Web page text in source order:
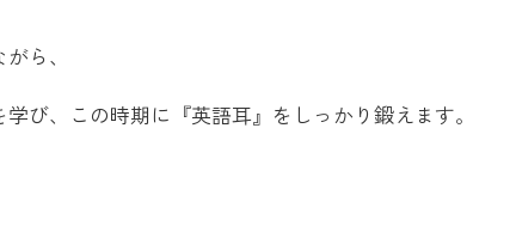
ら、
び、この時期に『英語耳』をしっかり鍛えます。